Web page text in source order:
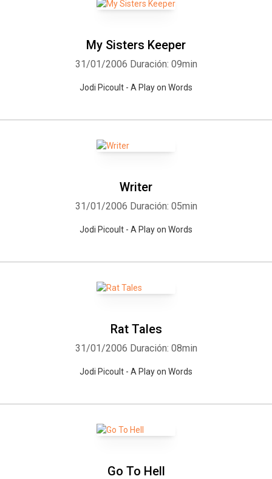
My Sisters Keeper
31/01/2006 Duración: 09min
Jodi Picoult - A Play on Words
Writer
31/01/2006 Duración: 05min
Jodi Picoult - A Play on Words
Rat Tales
31/01/2006 Duración: 08min
Jodi Picoult - A Play on Words
Go To Hell